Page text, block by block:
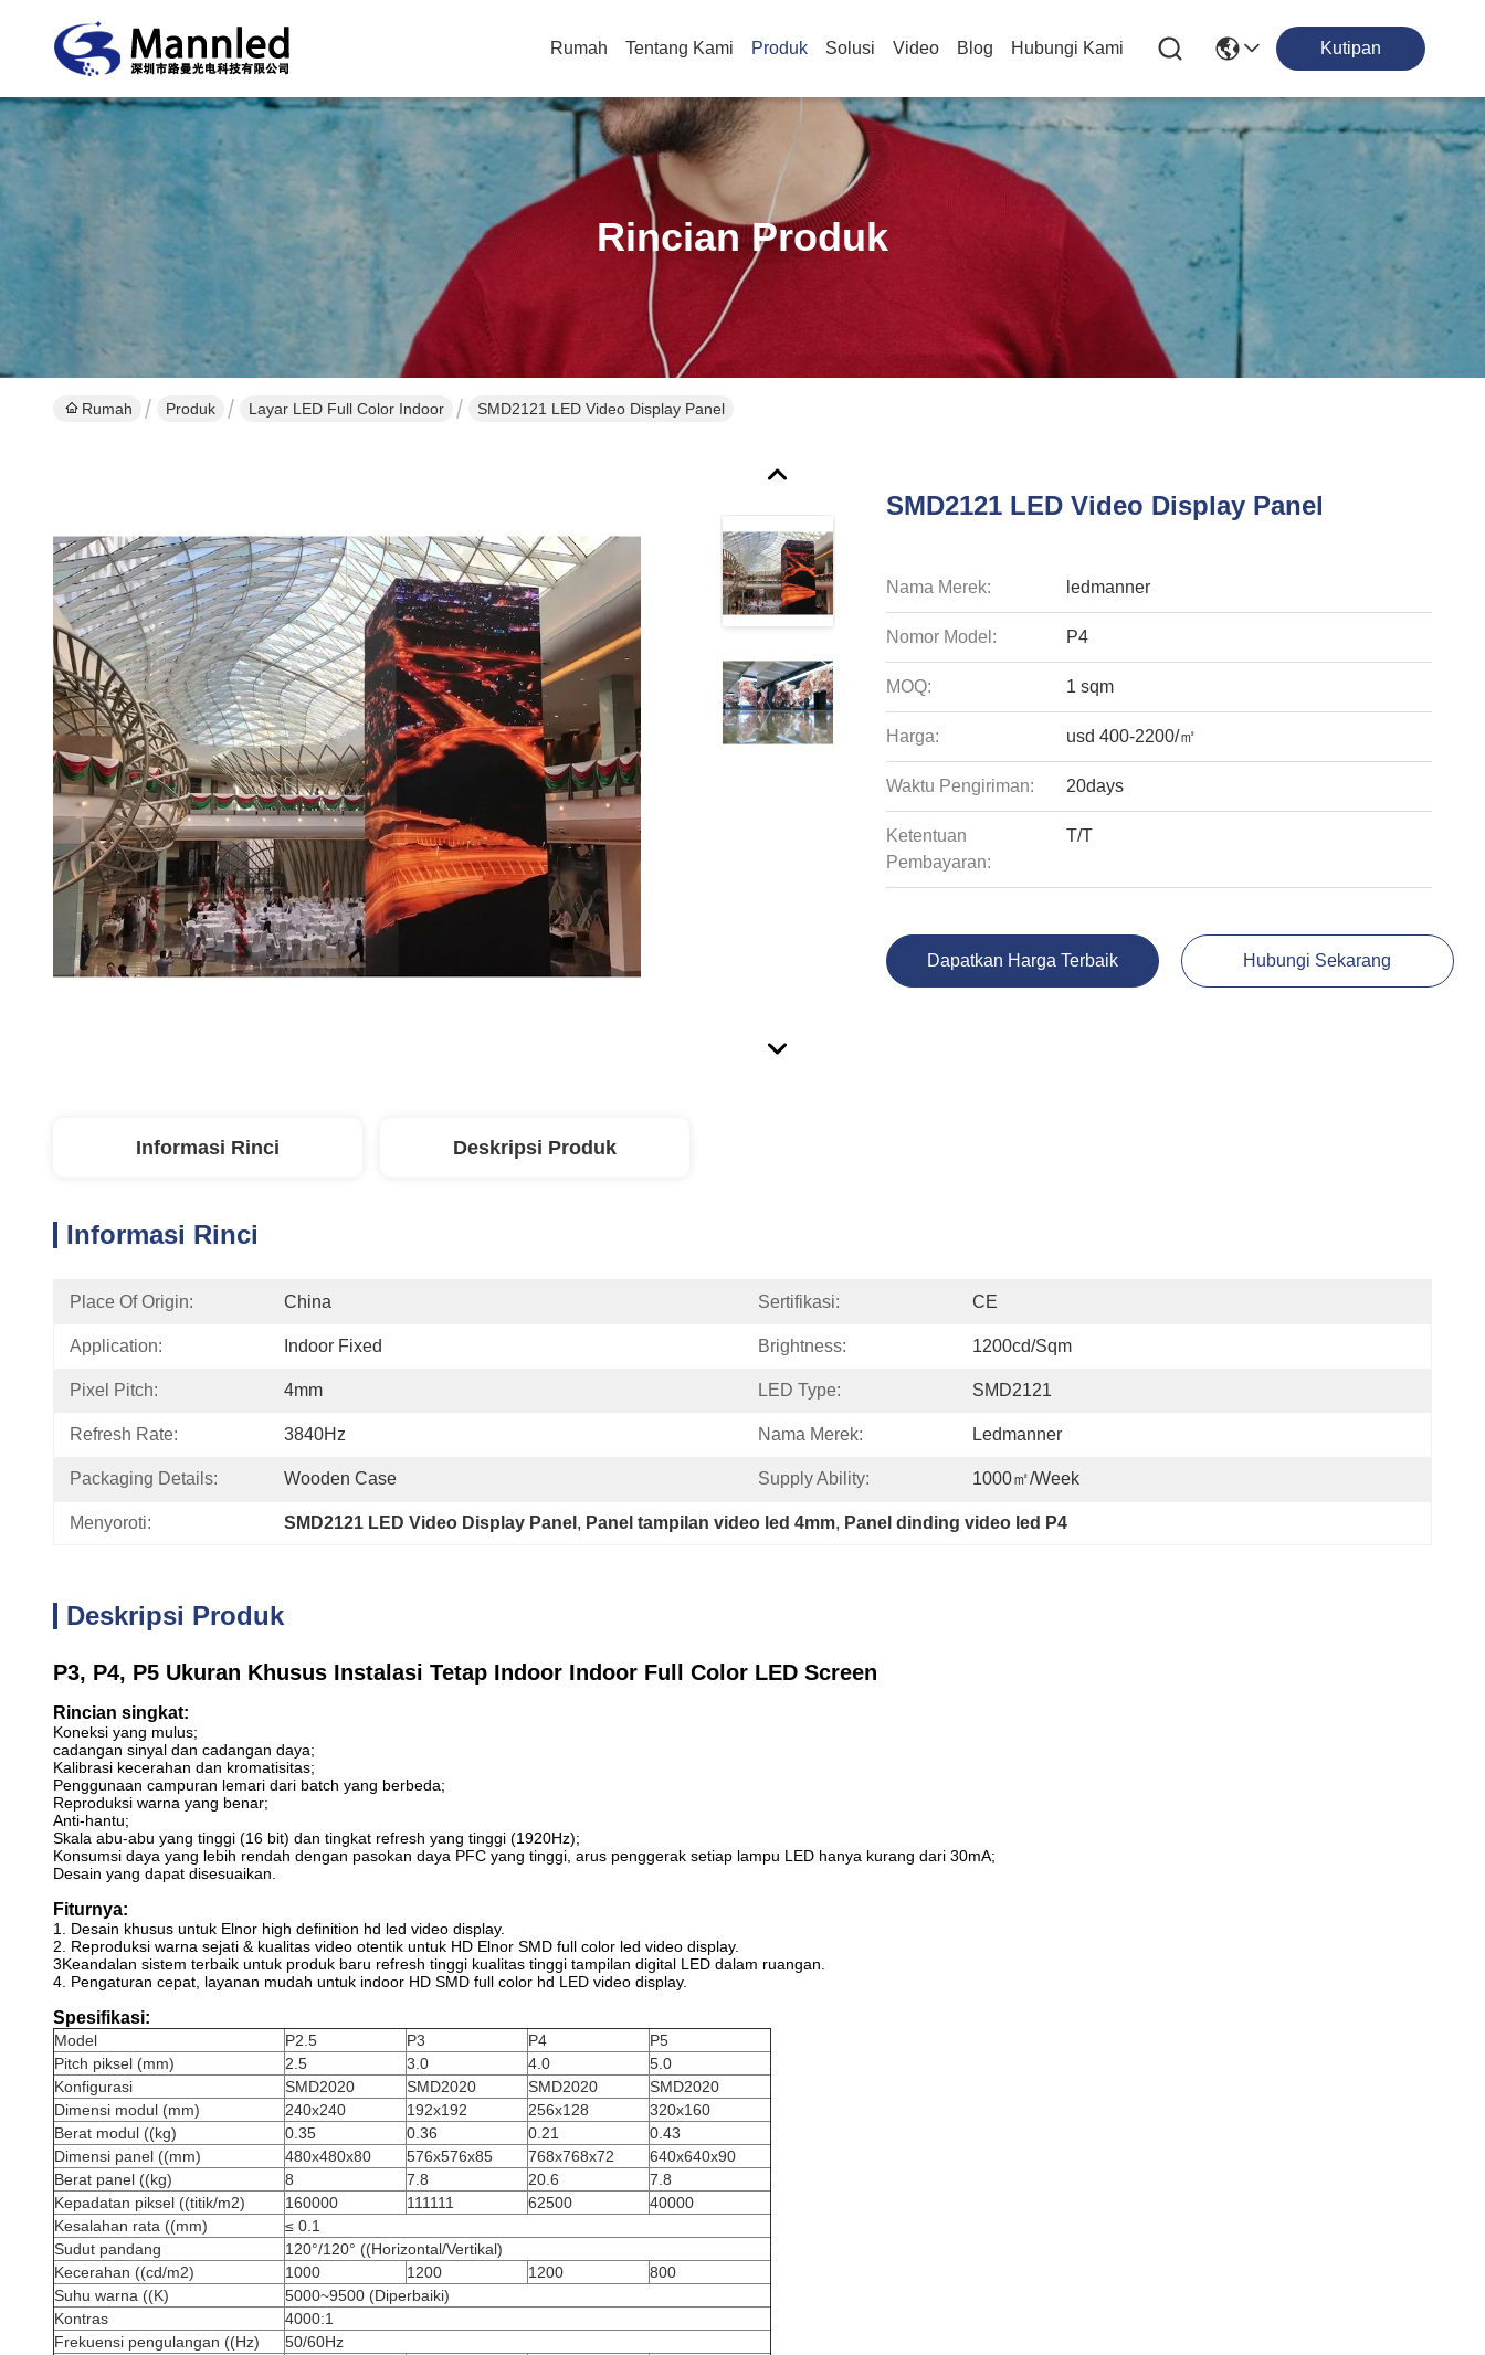
Rumah Tentang Kami Produk Solusi Video Blog Hubungi Kami Kutipan
Rincian Produk
Rumah Produk Layar LED Full Color Indoor SMD2121 LED Video Display Panel
SMD2121 LED Video Display Panel
Nama Merek: ledmanner
Nomor Model: P4
MOQ: 1 sqm
Harga: usd 400-2200/㎡
Waktu Pengiriman: 20days
Ketentuan
Pembayaran:
T/T
Dapatkan Harga Terbaik Hubungi Sekarang
Informasi Rinci Deskripsi Produk
Informasi Rinci
Place Of Origin: China Sertifikasi: CE
Application: Indoor Fixed Brightness: 1200cd/sqm
Pixel Pitch: 4mm LED Type: SMD2121
Refresh Rate: 3840Hz Nama Merek: Ledmanner
Packaging Details: Wooden Case Supply Ability: 1000㎡/week
Menyoroti: SMD2121 LED Video Display Panel , Panel tampilan video led 4mm, Panel dinding video led P4
Deskripsi Produk
P3, P4, P5 Ukuran Khusus Instalasi Tetap Indoor Indoor Full Color LED Screen
Rincian singkat:
Koneksi yang mulus;
cadangan sinyal dan cadangan daya;
Kalibrasi kecerahan dan kromatisitas;
Penggunaan campuran lemari dari batch yang berbeda;
Reproduksi warna yang benar;
Anti-hantu;
Skala abu-abu yang tinggi (16 bit) dan tingkat refresh yang tinggi (1920Hz);
Konsumsi daya yang lebih rendah dengan pasokan daya PFC yang tinggi, arus penggerak setiap lampu LED hanya kurang dari 30mA;
Desain yang dapat disesuaikan.
Fiturnya:
1. Desain khusus untuk Elnor high definition hd led video display.
2. Reproduksi warna sejati & kualitas video otentik untuk HD Elnor SMD full color led video display.
3Keandalan sistem terbaik untuk produk baru refresh tinggi kualitas tinggi tampilan digital LED dalam ruangan.
4. Pengaturan cepat, layanan mudah untuk indoor HD SMD full color hd LED video display.
Spesifikasi:
Model P2.5 P3 P4
P5
Pitch piksel (mm)
2.5 3.0 4.0
5.0
Konfigurasi
SMD2020 SMD2020 SMD2020
SMD2020
Dimensi modul (mm)
240x240 192x192 256x128
320x160
Berat modul ((kg)
0.35 0.36 0.21
0.43
Dimensi panel ((mm)
480x480x80 576x576x85 768x768x72
640x640x90
Berat panel ((kg)
8 7.8 20.6
7.8
Kepadatan piksel ((titik/m2)
160000 111111 62500
40000
Kesalahan rata ((mm)
≤ 0.1
Sudut pandang
120°/120° ((Horizontal/Vertikal)
Kecerahan ((cd/m2)
1000 1200 1200
800
Suhu warna ((K)
5000~9500 (Diperbaiki)
Kontras
4000:1
Frekuensi pengulangan ((Hz)
50/60Hz